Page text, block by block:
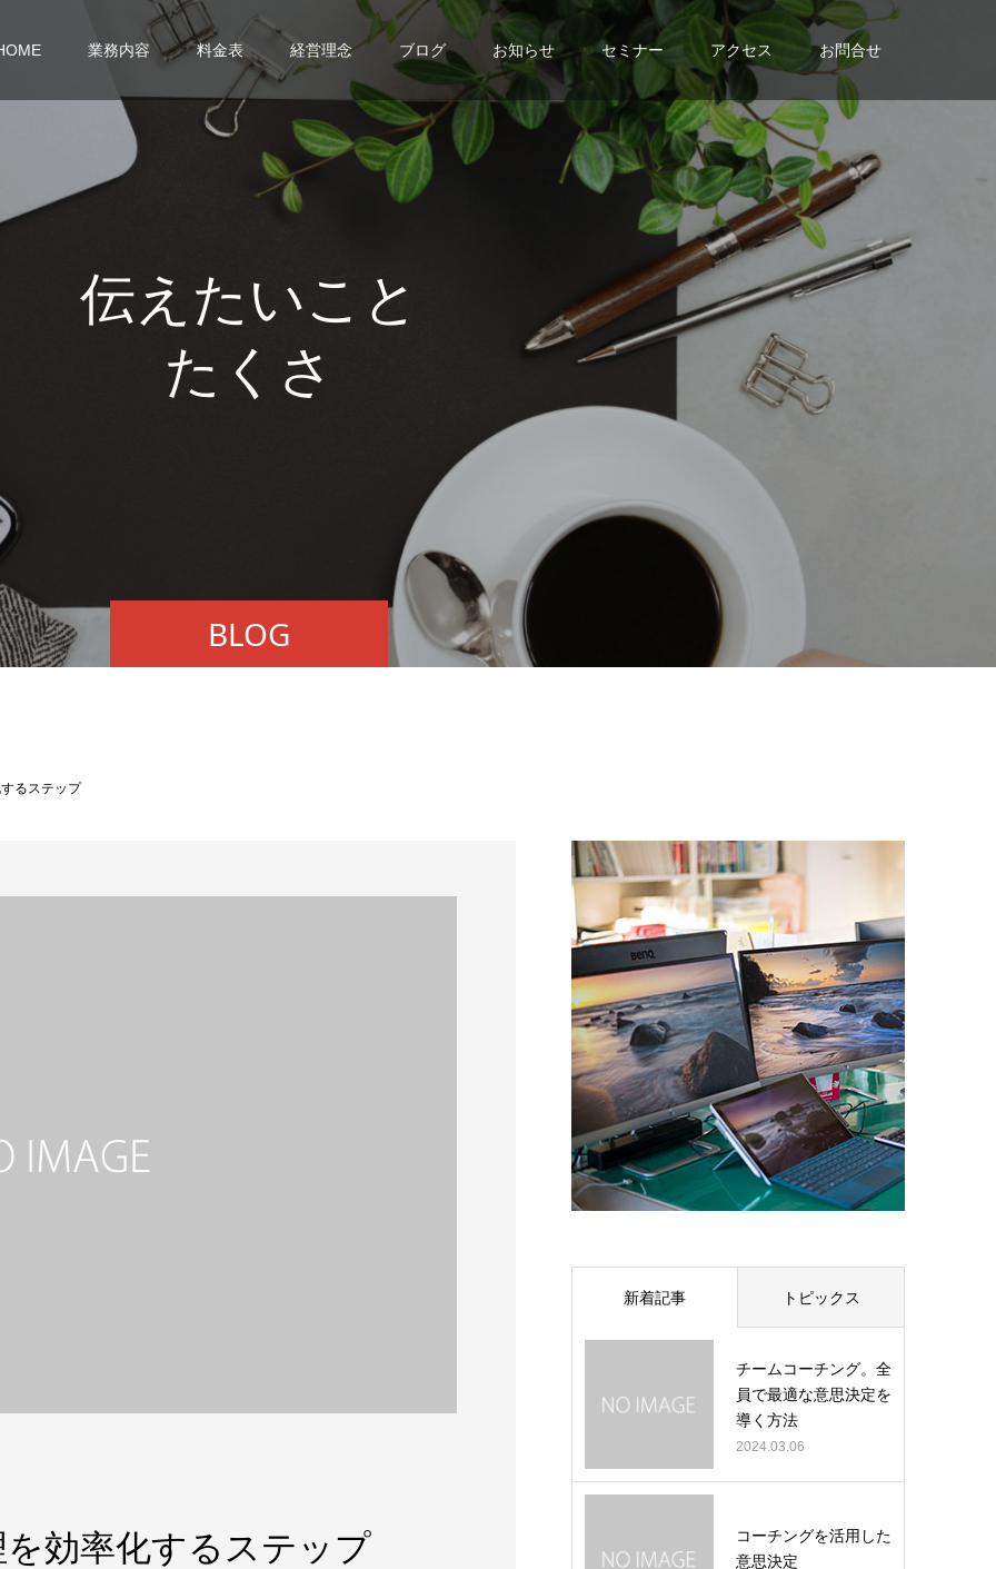
業務内容 料金表 経営理念 ブログ お知らせ セミナー アクセス お問合せ
BLOG
伝え たいこ と
さんあり
るステップ
効率化するステップ
新着記事 トピックス
チームコーチング。全
員で最適な意思決定を
導く方法
2024.03.06
コーチングを活用した
意思決定